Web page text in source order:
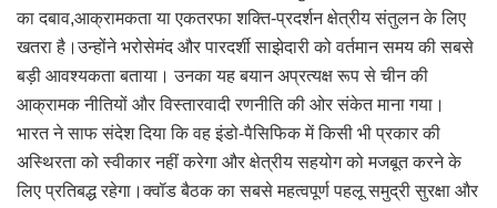
का दबाव,आक्रामकता या एकतरफा शक्ति-प्रदर्शन क्षेत्रीय संतुलन के लिए
खतरा है।उन्होंने भरोसेमंद और पारदर्शी साझेदारी को वर्तमान समय की सबसे
बड़ी आवश्यकता बताया। उनका यह बयान अप्रत्यक्ष रूप से चीन की
आक्रामक नीतियों और विस्तारवादी रणनीति की ओर संकेत माना गया।
भारत ने साफ संदेश दिया कि वह इंडो-पैसिफिक में किसी भी प्रकार की
अस्थिरता को स्वीकार नहीं करेगा और क्षेत्रीय सहयोग को मजबूत करने के
लिए प्रतिबद्ध रहेगा।क्वॉड बैठक का सबसे महत्वपूर्ण पहलू समुद्री सुरक्षा और